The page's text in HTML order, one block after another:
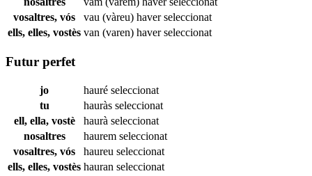
vosaltres, vós
vau (vàreu) haverseleccionat
ells, elles, vostès van (varen) haverseleccionat
Futur perfet
jo hauré seleccionat
tu
hauràs seleccionat
ell, ella, vostè
haurà seleccionat
nosaltres
haurem seleccionat
vosaltres, vós
haureu seleccionat
ells, elles, vostès hauran seleccionat